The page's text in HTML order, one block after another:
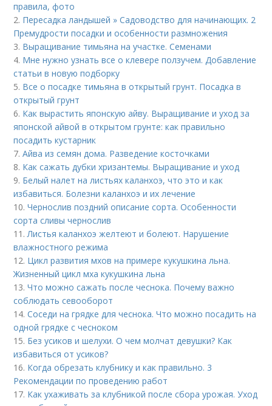
правила, фото
2. Пересадка ландышей » Садоводство для начинающих. 2
Премудрости посадки и особенности размножения
3. Выращивание тимьяна на участке. Семенами
4. Мне нужно узнать все о клевере ползучем. Добавление
статьи в новую подборку
5. Все о посадке тимьяна в открытый грунт. Посадка в
открытый грунт
6. Как вырастить японскую айву. Выращивание и уход за
японской айвой в открытом грунте: как правильно
посадить кустарник
7.Айва из семян дома. Разведение косточками
8. Как сажать дубки хризантемы. Выращивание и уход
9. Белый налет на листьях каланхоэ, что это и как
избавиться. Болезни каланхоэ и их лечение
10.Чернослив поздний описание сорта. Особенности
сорта сливы чернослив
11.Листья каланхоэ желтеют и болеют. Нарушение
влажностного режима
12. Цикл развития мхов на примере кукушкина льна.
Жизненный цикл мха кукушкина льна
13.Что можно сажать после чеснока. Почему важно
соблюдать севооборот
14.Соседи на грядке для чеснока. Что можно посадить на
одной грядке с чесноком
15. Без усиков и шелухи. О чем молчат девушки? Как
избавиться от усиков?
16. Когда обрезать клубнику и как правильно. 3
Рекомендации по проведению работ
17. Как ухаживать за клубникой после сбора урожая. Уход